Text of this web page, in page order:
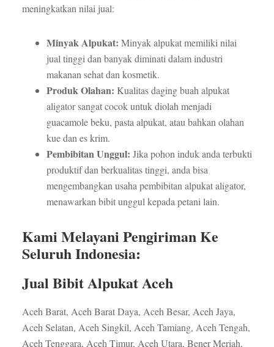
meningkatkan nilai jual:
Minyak Alpukat: Minyak alpukat memiliki nilai
jual tinggi dan banyak diminati dalam industri
makanan sehat dan kosmetik.
Produk Olahan: Kualitas daging buah alpukat
aligator sangat cocok untuk diolah menjadi
guacamole beku, pasta alpukat, atau bahkan olahan
kue dan es krim.
Pembibitan Unggul: Jika pohon induk anda terbukti
produktif dan berkualitas tinggi, anda bisa
mengembangkan usaha pembibitan alpukat aligator,
menawarkan bibit unggul kepada petani lain.
Kami Melayani Pengiriman Ke
Seluruh Indonesia:
Jual Bibit Alpukat Aceh
Aceh Barat, Aceh Barat Daya, Aceh Besar, Aceh Jaya,
Aceh Selatan, Aceh Singkil, Aceh Tamiang, Aceh Tengah,
Aceh Tenggara, Aceh Timur, Aceh Utara, Bener Meriah,